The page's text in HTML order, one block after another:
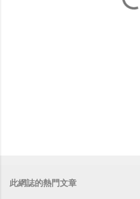
此網誌的熱門文章